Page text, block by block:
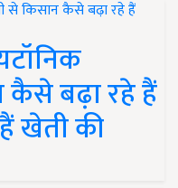
कैसे बढ़ा रहे हैं
खेती की